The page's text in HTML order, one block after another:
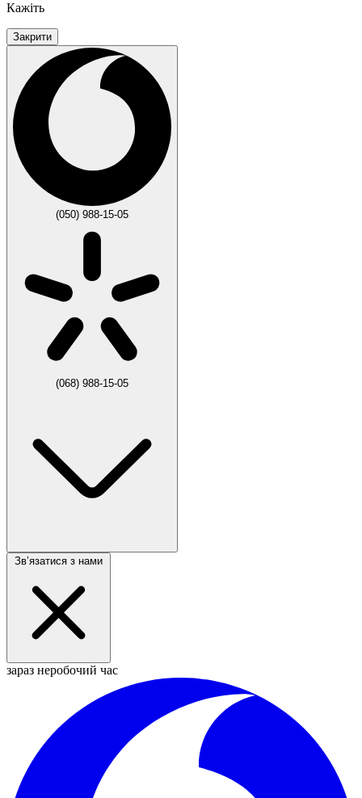
Кажіть
Закрити
(050) 988-15-05
(068) 988-15-05
Звʼязатися з нами
зараз неробочий час